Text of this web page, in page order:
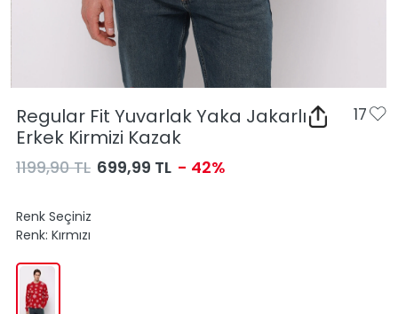
Regular Fit Yuvarlak Yaka Jakarlı
Erkek Kirmizi Kazak
17
1199,90 TL 699,99 TL - 42%
Renk Seçiniz
Renk: Kırmızı